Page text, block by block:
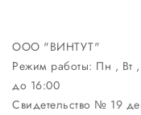
ООО "ВИНТУТ"
Режим работы: Пн , Вт
до 16:00
Свидетельство № 19